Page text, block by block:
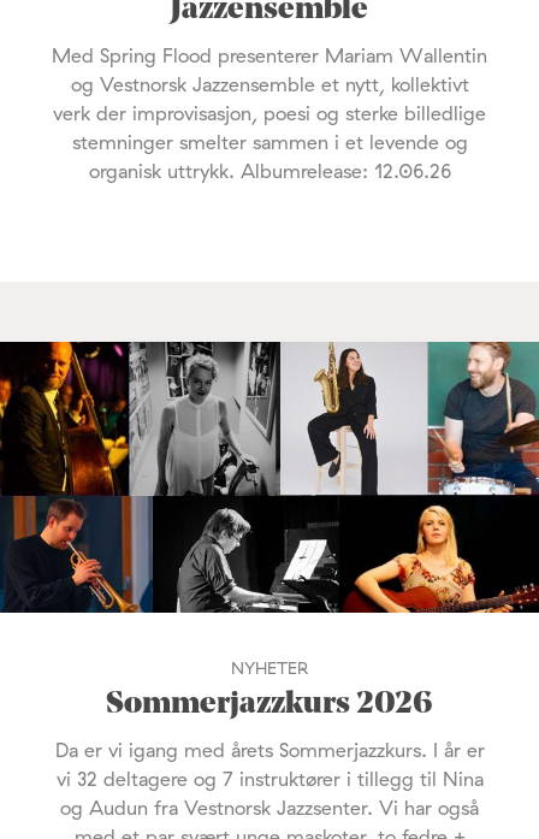
Jazzensemble
Med Spring Flood presenterer Mariam Wallentin
og Vestnorsk Jazzensemble et nytt, kollektivt
verk der improvisasjon, poesi og sterke billedlige
stemninger smelter sammen i et levende og
organisk uttrykk. Albumrelease: 12.06.26
NYHETER
Sommerjazzkurs 2026
Da er vi igang med årets Sommerjazzkurs. I år er
vi 32 deltagere og 7 instruktører i tillegg til Nina
og Audun fra Vestnorsk Jazzsenter. Vi har også